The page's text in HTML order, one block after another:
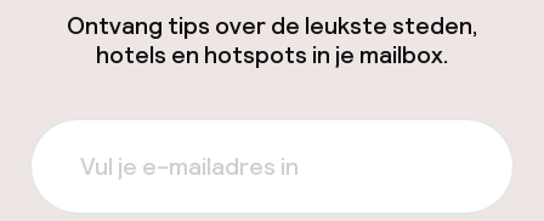
Ontvang tips over de leukste steden,
hotels en hotspots in je mailbox.